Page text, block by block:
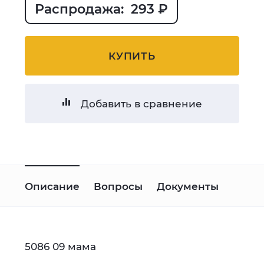
Распродажа: 293 ₽
КУПИТЬ
Добавить в сравнение
Описание Вопросы Документы
5086 09 мама